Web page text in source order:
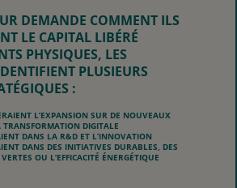
DEMANDE COMMENT ILS
LE CAPITAL LIBÉRÉ
PHYSIQUES, LES
PLUSIEURS
:
L’EXPANSION SUR DE NOUVEAUX
TRANSFORMATION DIGITALE
DANS LA R&D ET L’INNOVATION
DANS DES INITIATIVES DURABLES, DES
OU L’EFFICACITÉ ÉNERGÉTIQUE